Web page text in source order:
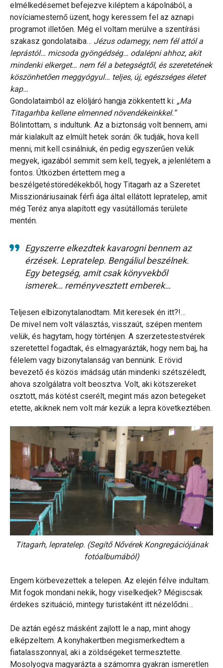
elmélkedésemet befejezve kiléptem a kápolnából, a
novíciamesternő üzent, hogy keressem fel az aznapi
programot illetően. Még el voltam merülve a szentírási
szakasz gondolataiba… Jézus odamegy, nem fél attól a
leprástól… micsoda gyöngédség… odalépni ahhoz, akit
mindenki elkerget… nem fél a betegségtől, és szeretetének
köszönhetően meggyógyul… teljes, új, egészséges életet
kap…
Gondolataimból az elöljáró hangja zökkentett ki: „Ma
Titagarhba kellene elmenned növendékeinkkel.”
Bólintottam, s indultunk. Az a biztonság volt bennem, ami
már kialakult az elmúlt hetek során: ők tudják, hova kell
menni, mit kell csinálniuk, én pedig egyszerűen velük
megyek, igazából semmit sem kell, tegyek, a jelenlétem a
fontos. Útközben értettem meg a
beszélgetéstöredékekből, hogy Titagarh az a Szeretet
Misszionáriusainak férfi ága által ellátott lepratelep, amit
még Teréz anya alapított egy vasútállomás területe
mentén.
Egyszerre elkezdtek kavarogni bennem az
érzések. Lepratelep. Bengáliul beszélnek.
Egy betegség, amit csak könyvekből
ismerek… reményvesztett emberek…
Teljesen elbizonytalanodtam. Mit keresek én itt?!…
De mivel nem volt választás, visszaút, szépen mentem
velük, és hagytam, hogy történjen. A szerzetestestvérek
szeretettel fogadtak, és elmagyarázták, hogy nem baj, ha
félelem vagy bizonytalanság van bennünk. E rövid
bevezető és közös imádság után mindenki szétszéledt,
ahova szolgálatra volt beosztva. Volt, aki kötszereket
osztott, más kötést cserélt, megint más azon betegeket
etette, akiknek nem volt már kezük a lepra következtében.
Titagarh, lepratelep. (Segítő Nővérek Kongregációjának
fotóalbumából)
Engem körbevezettek a telepen. Az elején félve indultam.
Mit fogok mondani nekik, hogy viselkedjek? Mégiscsak
érdekes szituáció, mintegy turistaként itt nézelődni…
De aztán egész másként zajlott le a nap, mint ahogy
elképzeltem. A konyhakertben megismerkedtem a
fiatalasszonnyal, aki a zöldségeket termesztette.
Mosolyogva magyarázta a számomra gyakran ismeretlen